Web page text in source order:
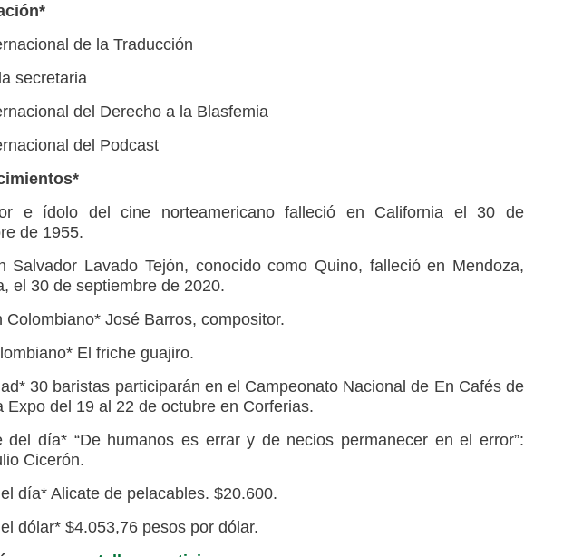
de la Traducción
secretaria
del Derecho a la Blasfemia
del Podcast
e ídolo del cine norteamericano falleció en California el 30 de
de 1955.
Salvador Lavado Tejón, conocido como Quino, falleció en Mendoza,
el 30 de septiembre de 2020.
Colombiano* José Barros, compositor.
El friche guajiro.
30 baristas participarán en el Campeonato Nacional de En Cafés de
Expo del 19 al 22 de octubre en Corferias.
del día* “De humanos es errar y de necios permanecer en el error”:
Cicerón.
día* Alicate de pelacables. $20.600.
dólar* $4.053,76 pesos por dólar.